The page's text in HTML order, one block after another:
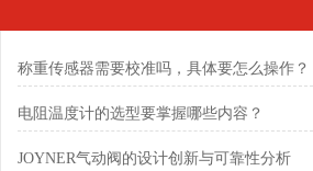
称重传感器需要校准吗，具体要怎么操作？
电阻温度计的选型要掌握哪些内容？
JOYNER气动阀的设计创新与可靠性分析